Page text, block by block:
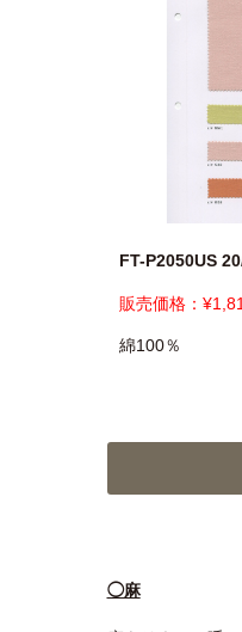
FT-P2050US
販売価格：
綿100％
◯麻